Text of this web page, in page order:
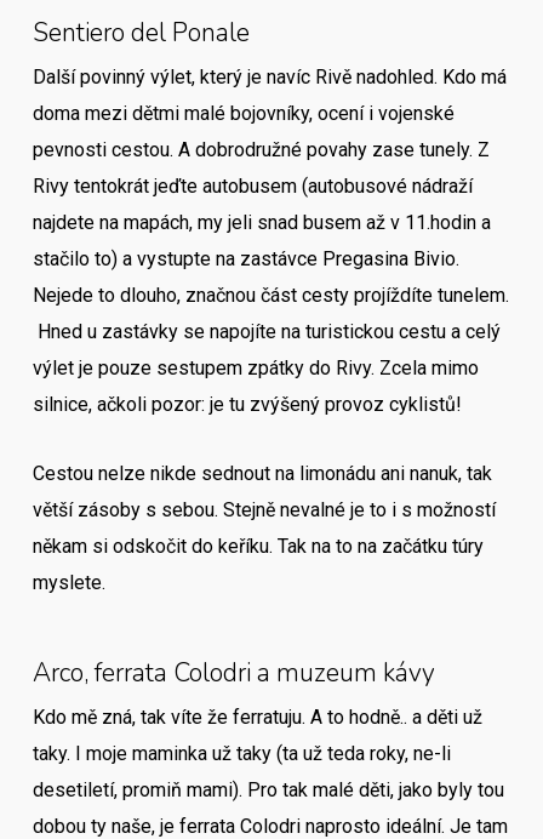
Sentiero del Ponale
Další povinný výlet, který je navíc Rivě nadohled. Kdo má
doma mezi dětmi malé bojovníky, ocení i vojenské
pevnosti cestou. A dobrodružné povahy zase tunely. Z
Rivy tentokrát jeďte autobusem (autobusové nádraží
najdete na mapách, my jeli snad busem až v 11.hodin a
stačilo to) a vystupte na zastávce Pregasina Bivio.
Nejede to dlouho, značnou část cesty projíždíte tunelem.
Hned u zastávky se napojíte na turistickou cestu a celý
výlet je pouze sestupem zpátky do Rivy. Zcela mimo
silnice, ačkoli pozor: je tu zvýšený provoz cyklistů!
Cestou nelze nikde sednout na limonádu ani nanuk, tak
větší zásoby s sebou. Stejně nevalné je to i s možností
někam si odskočit do keříku. Tak na to na začátku túry
myslete.
Arco, ferrata Colodri a muzeum kávy
Kdo mě zná, tak víte že ferratuju. A to hodně.. a děti už
taky. I moje maminka už taky (ta už teda roky, ne-li
desetiletí, promiň mami). Pro tak malé děti, jako byly tou
dobou ty naše, je ferrata Colodri naprosto ideální. Je tam